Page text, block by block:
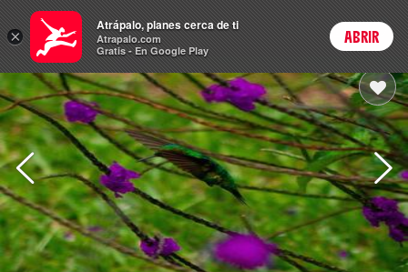
Hoteles Login
×
Atrápalo, planes cerca de ti
Atrapalo.com
Gratis - En Google Play
ABRIR